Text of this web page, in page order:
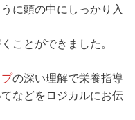
に頭の中にしっかり入
ことができました。
の深い理解で栄養指導
などをロジカルにお伝